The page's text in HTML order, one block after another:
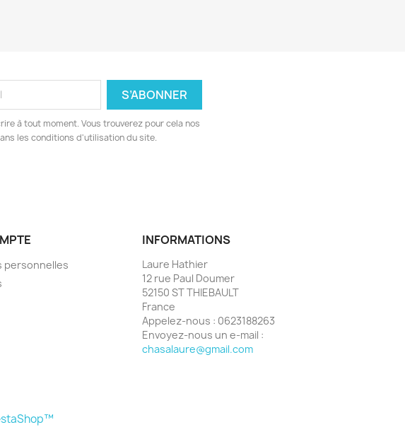
à tout moment. Vous trouverez pour cela nos
les conditions d'utilisation du site.
personnelles
INFORMATIONS
Laure Hathier
12 rue Paul Doumer
52150 ST THIEBAULT
France
Appelez-nous : 0623188263
Envoyez-nous un e-mail :
chasalaure@gmail.com